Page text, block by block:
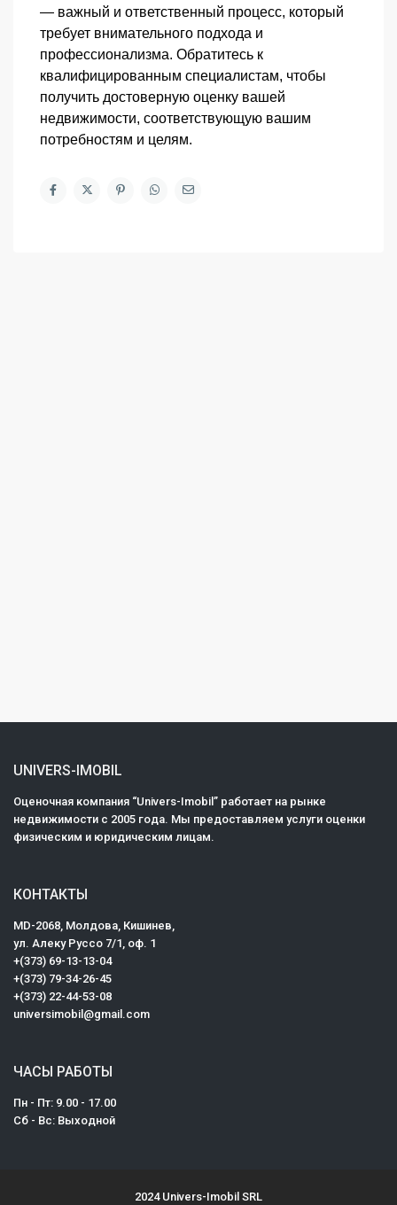
— важный и ответственный процесс, который
требует внимательного подхода и
профессионализма. Обратитесь к
квалифицированным специалистам, чтобы
получить достоверную оценку вашей
недвижимости, соответствующую вашим
потребностям и целям.
UNIVERS-IMOBIL
Оценочная компания “Univers-Imobil” работает на рынке
недвижимости с 2005 года. Мы предоставляем услуги оценки
физическим и юридическим лицам.
КОНТАКТЫ
MD-2068, Mолдова, Кишинев,
ул. Алеку Руссо 7/1, оф. 1
+(373) 69-13-13-04
+(373) 79-34-26-45
+(373) 22-44-53-08
universimobil@gmail.com
ЧАСЫ РАБОТЫ
Пн - Пт: 9.00 - 17.00
Сб - Вс: Выходной
2024 Univers-Imobil SRL